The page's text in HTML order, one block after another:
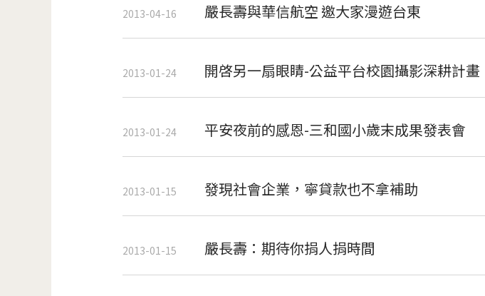
2013-04-16 嚴長壽與華信航空 邀大家漫遊台東
2013-01-24 開啓另一扇眼睛-公益平台校園攝影深耕計畫
2013-01-24 平安夜前的感恩-三和國小歲末成果發表會
2013-01-15 發現社會企業，寧貸款也不拿補助
2013-01-15 嚴長壽：期待你捐人捐時間